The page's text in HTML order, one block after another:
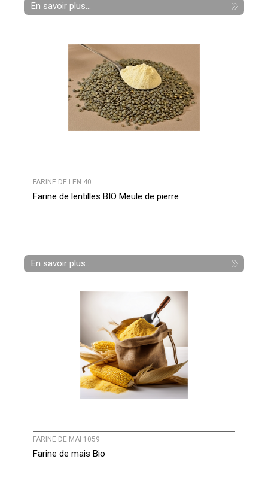
En savoir plus...
FARINE DE LEN 40
Farine de lentilles BIO Meule de pierre
En savoir plus...
FARINE DE MAI 1059
Farine de mais Bio